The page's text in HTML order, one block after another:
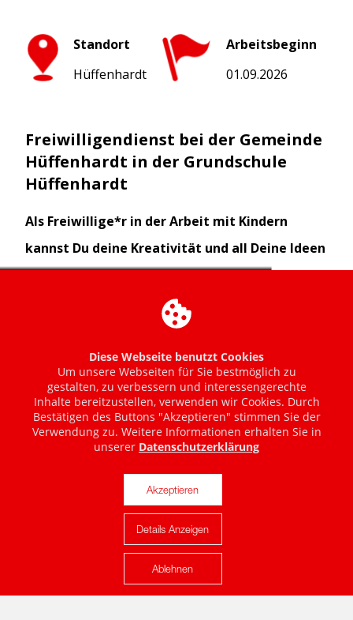
Karte anzeigen
Diese Webseite benutzt Cookies
Um unsere Webseiten für Sie bestmöglich zu
gestalten, zu verbessern und interessengerechte
Inhalte bereitzustellen, verwenden wir Cookies. Durch
Bestätigen des Buttons "Akzeptieren" stimmen Sie der
Verwendung zu. Weitere Informationen erhalten Sie in
unserer Datenschutzerklärung
Akzeptieren
Details Anzeigen
Ablehnen